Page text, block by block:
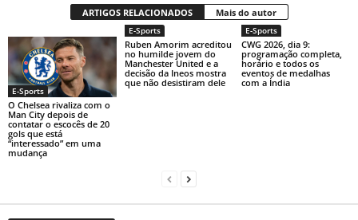
ARTIGOS RELACIONADOS Mais do autor
E-Sports
O Chelsea rivaliza com o
Man City depois de
contatar o escocês de 20
gols que está
“interessado” em uma
mudança
E-Sports
Ruben Amorim acreditou
no humilde jovem do
Manchester United e a
decisão da Ineos mostra
que não desistiram dele
E-Sports
CWG 2026, dia 9:
programação completa,
horário e todos os
eventos de medalhas
com a Índia